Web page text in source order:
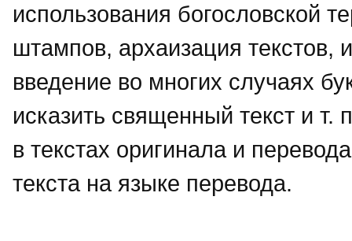
использования богословской
штампов, архаизация текстов,
введение во многих случаях
исказить священный текст и
в текстах оригинала и
текста на языке перевода.